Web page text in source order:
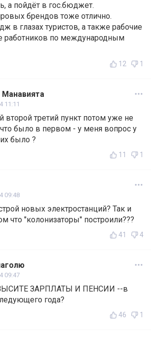
а пойдёт в гос.бюджет.
брендов тоже отлично.
в глазах туристов, а также рабочие
работников по международным
12 1
11:11
второй третий пункт потом уже не
было в первом - у меня вопрос у
было ?
11 1
09:48
новых электростанций? Так и
что "колонизаторы" построили???
41 4
09:47
ЗАРПЛАТЫ И ПЕНСИИ --в
года?
46 1